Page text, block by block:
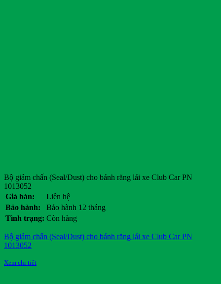
Bộ giảm chấn (Seal/Dust) cho bánh răng lái xe Club Car PN
1013052
Giá bán:
Liên hệ
Bảo hành:
Bảo hành 12 tháng
Tình trạng: Còn hàng
Bộ giảm chấn (Seal/Dust) cho bánh răng lái xe Club Car PN
1013052
Xem chi tiết